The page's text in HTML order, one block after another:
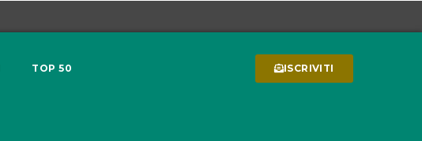
TOP 50 ISCRIVITI